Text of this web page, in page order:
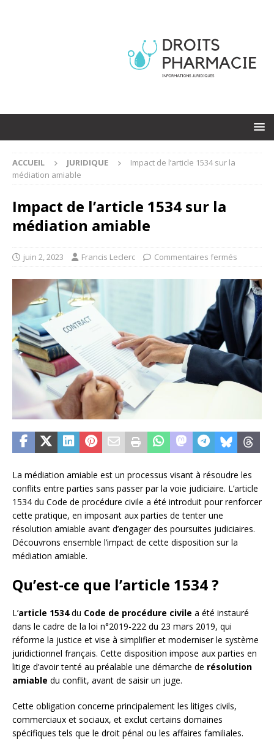
ACCUEIL JURIDIQUE
Impact de l’article 1534 sur la
médiation amiable
Impact de l’article 1534 sur la
médiation amiable
juin 2, 2023 Francis Leclerc Commentaires fermés
La médiation amiable est un processus visant à résoudre les
conflits entre parties sans passer par la voie judiciaire. L’article
1534 du Code de procédure civile a été introduit pour renforcer
cette pratique, en imposant aux parties de tenter une
résolution amiable avant d’engager des poursuites judiciaires.
Découvrons ensemble l’impact de cette disposition sur la
médiation amiable.
Qu’est-ce que l’article 1534 ?
L’article 1534du Code de procédure civile a été instauré
dans le cadre de la loi n°2019-222 du 23 mars 2019, qui
réforme la justice et vise à simplifier et moderniser le système
juridictionnel français. Cette disposition impose aux parties en
litige d’avoir tenté au préalable une démarche de résolution
amiable du conflit, avant de saisir un juge.
Cette obligation concerne principalement les litiges civils,
commerciaux et sociaux, et exclut certains domaines
spécifiques tels que le droit pénal ou les affaires familiales.